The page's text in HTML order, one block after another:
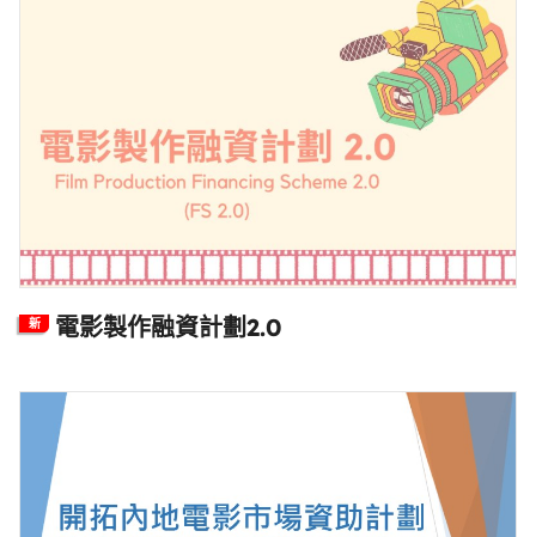
新 電影製作融資計劃2.0